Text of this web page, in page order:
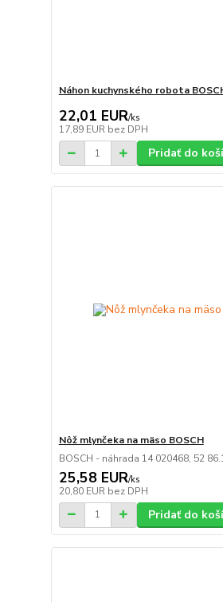
Náhon kuchynského robota
22,01 EUR/ks
17,89 EUR bez DPH
Pridať do
Nôž mlynčeka na mäso BOSCH
BOSCH - náhrada 14 020468, 52
25,58 EUR/ks
20,80 EUR bez DPH
Pridať do